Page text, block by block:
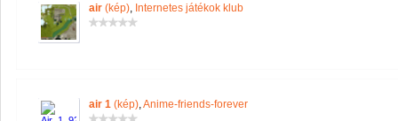
air (kép), Internetes játékok klub
air 1 (kép),Anime-friends-forever